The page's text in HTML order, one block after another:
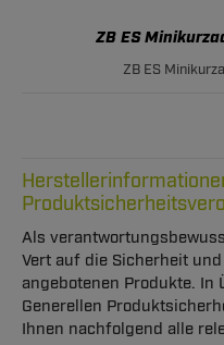
ZB ES
ZB ES
Als
Vert auf die Sicherheit
angebotenen Produkte.
Generellen
Ihnen nachfolgend alle